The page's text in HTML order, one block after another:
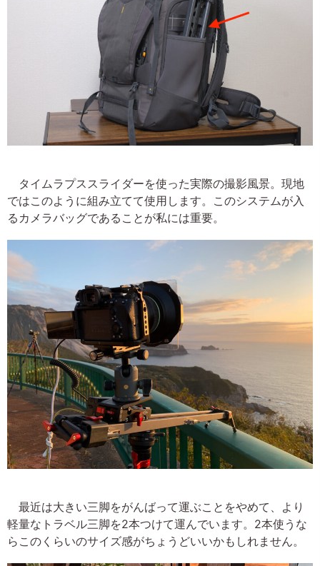
タイムラプススライダーを使った実際の撮影風景。現地
ではこのように組み立てて使用します。このシステムが入
るカメラバッグであることが私には重要。
最近は大きい三脚をがんばって運ぶことをやめて、より
軽量なトラベル三脚を2本つけて運んでいます。2本使うな
らこのくらいのサイズ感がちょうどいいかもしれません。